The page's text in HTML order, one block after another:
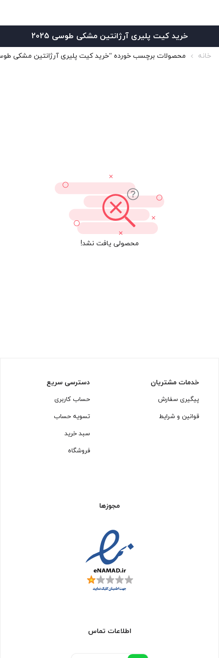
خرید کیت پلیری آرژانتین مشکی طوسی 2025
خانه محصولات برچسب خورده “خرید کیت پلیری آرژانتین مشکی طوسی
محصولی یافت نشد!
خدمات مشتریان
پیگیری سفارش
قوانین و شرایط
دسترسی سریع
حساب کاربری
تسویه حساب
سبد خرید
فروشگاه
مجوزها
اطلاعات تماس